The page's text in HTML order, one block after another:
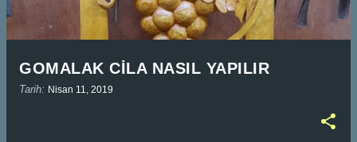
GOMALAK CİLA NASIL YAPILIR
Tarih: Nisan 11, 2019